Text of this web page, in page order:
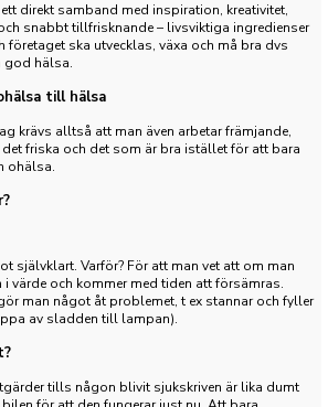
direkt samband med inspiration, kreativitet,
snabbt tillfrisknande – livsviktiga ingredienser
företaget ska utvecklas, växa och må bra dvs
god hälsa.
till hälsa
krävs alltså att man även arbetar främjande,
friska och det som är bra istället för att bara
ohälsa.
självklart. Varför? För att man vet att om man
värde och kommer med tiden att försämras.
man något åt problemet, t ex stannar och fyller
av sladden till lampan).
tills någon blivit sjukskriven är lika dumt